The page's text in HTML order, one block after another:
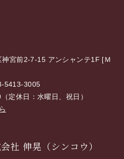
宮前2-7-15 アンシャンテ1F [Ｍ
5413-3005
定休日：水曜日、祝日）
社 伸晃（シンコウ）